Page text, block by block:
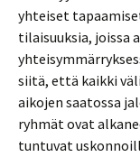
yhteiset
tilaisuuksia, joissa
siitä, että kaikki
aikojen saatossa
ryhmät ovat
tuntuvat